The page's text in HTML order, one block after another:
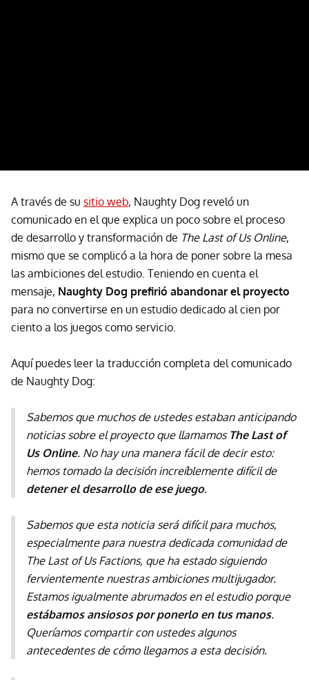
A través de su sitio web, Naughty Dog reveló un
comunicado en el que explica un poco sobre el proceso
de desarrollo y transformación de The Last of Us Online,
mismo que se complicó a la hora de poner sobre la mesa
las ambiciones del estudio. Teniendo en cuenta el
mensaje, Naughty Dog prefirió abandonar el proyecto
para no convertirse en un estudio dedicado al cien por
ciento a los juegos como servicio.
Aquí puedes leer la traducción completa del comunicado
de Naughty Dog:
Sabemos que muchos de ustedes estaban anticipando
noticias sobre el proyecto que llamamos The Last of
Us Online. No hay una manera fácil de decir esto:
hemos tomado la decisión increíblemente difícil de
detener el desarrollo de ese juego.
Sabemos que esta noticia será difícil para muchos,
especialmente para nuestra dedicada comunidad de
The Last of Us Factions, que ha estado siguiendo
fervientemente nuestras ambiciones multijugador.
Estamos igualmente abrumados en el estudio porque
estábamos ansiosos por ponerlo en tus manos.
Queríamos compartir con ustedes algunos
antecedentes de cómo llegamos a esta decisión.